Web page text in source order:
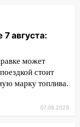
на
на
пройдет
с
7 августа:
может
стоит
марку топлива.
07.08.2026